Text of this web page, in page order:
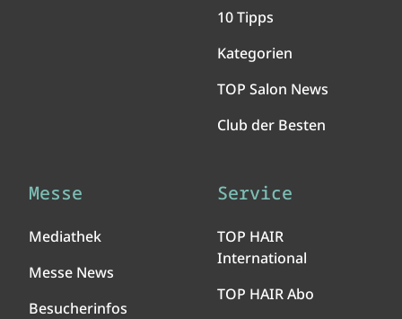
10 Tipps
Kategorien
TOP Salon News
Club der Besten
Messe
Mediathek
Messe News
Besucherinfos
Service
TOP HAIR
International
TOP HAIR Abo